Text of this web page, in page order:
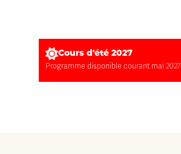
Cours d'été 2027
Programme disponible courant mai 2027